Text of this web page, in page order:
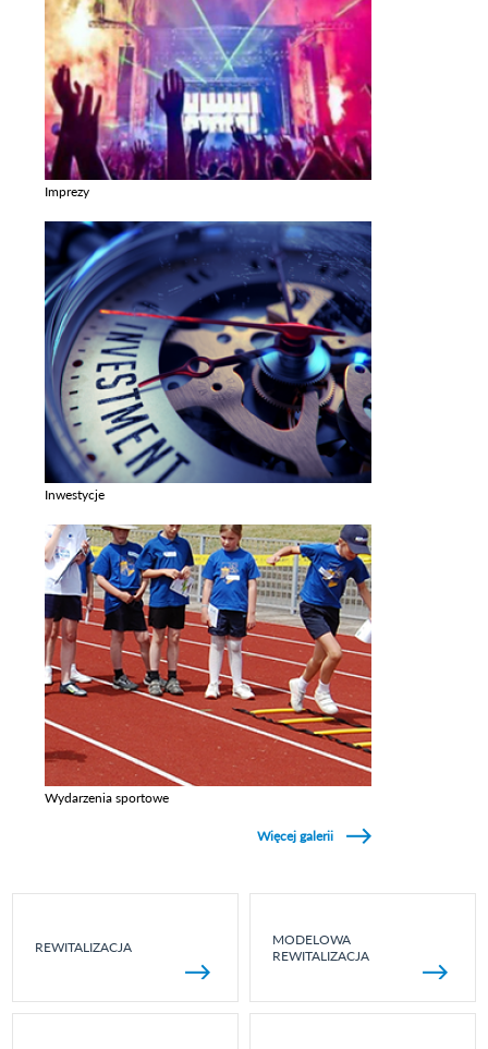
Imprezy
Inwestycje
Wydarzenia sportowe
Więcej galerii
REWITALIZACJA
MODELOWA
REWITALIZACJA